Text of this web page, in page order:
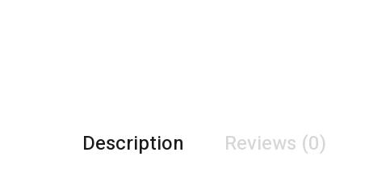
Description Reviews (0)